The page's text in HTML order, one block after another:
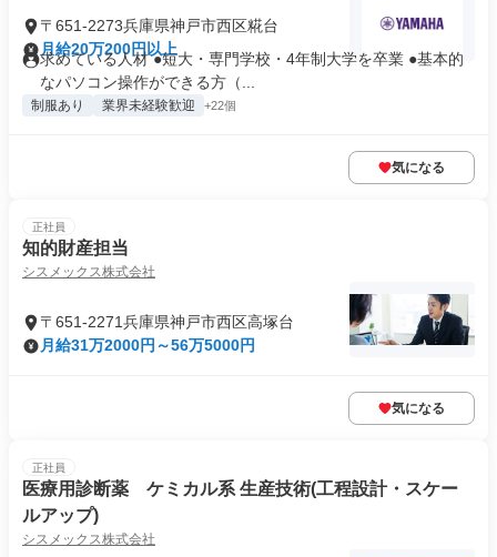
〒651-2273兵庫県神戸市西区糀台
月給20万200円以上
求めている人材 ●短大・専門学校・4年制大学を卒業 ●基本的
なパソコン操作ができる方（...
制服あり 業界未経験歓迎 +22個
気になる
正社員
知的財産担当
シスメックス株式会社
〒651-2271兵庫県神戸市西区高塚台
月給31万2000円～56万5000円
気になる
正社員
医療用診断薬 ケミカル系 生産技術(工程設計・スケー
ルアップ)
シスメックス株式会社